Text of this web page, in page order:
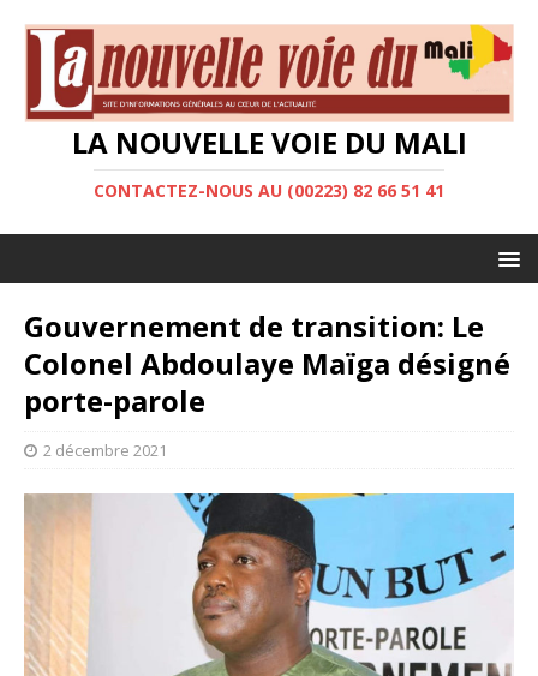
LA NOUVELLE VOIE DU MALI
CONTACTEZ-NOUS AU (00223) 82 66 51 41
Gouvernement de transition: Le
Colonel Abdoulaye Maïga désigné
porte-parole
2 décembre 2021